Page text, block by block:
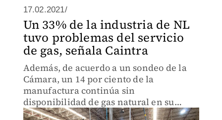
17.02.2021/
Un 33% de la industria de NL
tuvo problemas del servicio
de gas, señala Caintra
Además, de acuerdo a un sondeo de la
Cámara, un 14 por ciento de la
manufactura continúa sin
disponibilidad de gas natural en su
empresa.